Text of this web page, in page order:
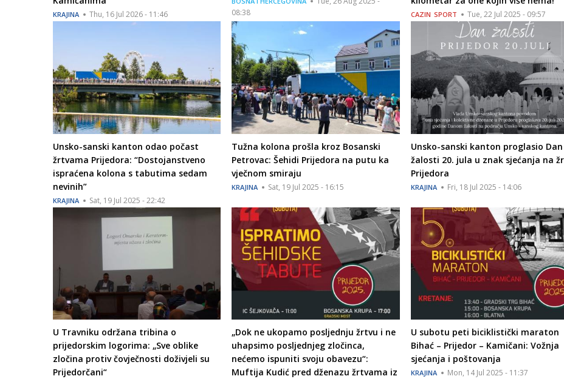
KRAJINA Thu, 16 Jul 2026 - 11:46
08:38
CAZIN SPORT Tue, 22 Jul 2025 - 09:57
Unsko-sanski kanton odao počast
žrtvama Prijedora: “Dostojanstveno
ispraćena kolona s tabutima sedam
nevinih”
KRAJINA Sat, 19 Jul 2025 - 22:42
Tužna kolona prošla kroz Bosanski
Petrovac: Šehidi Prijedora na putu ka
vječnom smiraju
KRAJINA Sat, 19 Jul 2025 - 16:15
Unsko-sanski kanton proglasio Dan
žalosti 20. jula u znak sjećanja na
Prijedora
KRAJINA Fri, 18 Jul 2025 - 14:06
U Travniku održana tribina o
prijedorskim logorima: „Sve oblike
zločina protiv čovječnosti doživjeli su
Prijedorčani“
„Dok ne ukopamo posljednju žrtvu i ne
uhapsimo posljednjeg zločinca,
nećemo ispuniti svoju obavezu“:
Muftija Kudić pred dženazu žrtvama iz
U subotu peti biciklistički maraton
Bihać – Prijedor – Kamičani: Vožnja
sjećanja i poštovanja
KRAJINA Mon, 14 Jul 2025 - 11:37